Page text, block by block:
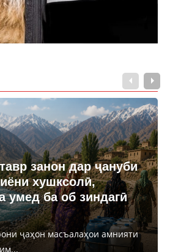
занон дар ҷануби
хушксолӣ,
умед ба об зиндагӣ
ҷаҳон масъалаҳои амнияти